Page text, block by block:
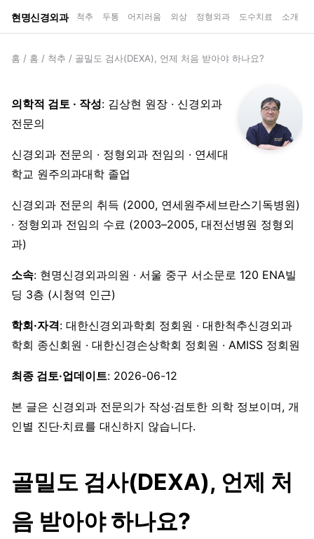
현명신경외과 척추 두통 어지러움 외상 정형외과 도수치료 소개
홈 / 홈 / 척추 / 골밀도 검사(DEXA), 언제 처음 받아야 하나요?
의학적 검토 · 작성: 김상현 원장 · 신경외과
전문의
신경외과 전문의 · 정형외과 전임의 · 연세대
학교 원주의과대학 졸업
신경외과 전문의 취득 (2000, 연세원주세브란스기독병원)
· 정형외과 전임의 수료 (2003–2005, 대전선병원 정형외
과)
소속: 현명신경외과의원 · 서울 중구 서소문로 120 ENA빌
딩 3층 (시청역 인근)
학회·자격: 대한신경외과학회 정회원 · 대한척추신경외과
학회 종신회원 · 대한신경손상학회 정회원 · AMISS 정회원
최종 검토·업데이트: 2026-06-12
본 글은 신경외과 전문의가 작성·검토한 의학 정보이며, 개
인별 진단·치료를 대신하지 않습니다.
골밀도 검사(DEXA), 언제 처
음 받아야 하나요?